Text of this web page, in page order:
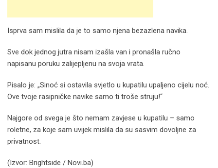
Isprva sam mislila da je to samo njena bezazlena navika.
Sve dok jednog jutra nisam izašla van i pronašla ručno
napisanu poruku zalijepljenu na svoja vrata.
Pisalo je: „Sinoć si ostavila svjetlo u kupatilu upaljeno cijelu noć.
Ove tvoje rasipničke navike samo ti troše struju!“
Najgore od svega je što nemam zavjese u kupatilu – samo
roletne, za koje sam uvijek mislila da su sasvim dovoljne za
privatnost.
(Izvor: Brightside / Novi.ba)